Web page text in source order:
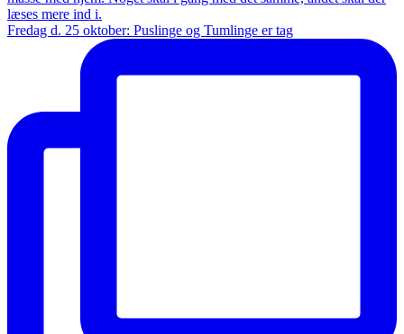
Fredag d. 25 oktober: Puslinge og Tumlinge er tag